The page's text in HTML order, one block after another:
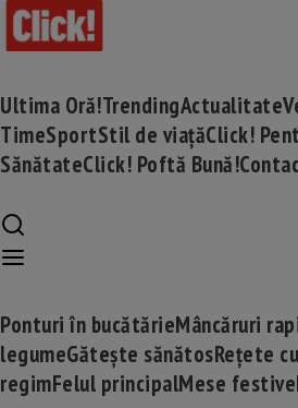
Ultima Oră!TrendingActualitate
TimeSportStil de viațăClick!
SănătateClick! Poftă Bună!
Ponturi în bucătărieMâncăruri
legumeGătește sănătosRețete
regimFelul principalMese festive